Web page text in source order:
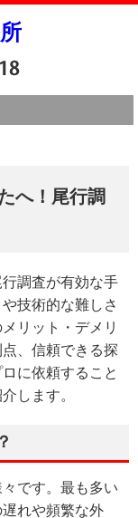
へ！尾行調
調査が有効な手
技術的な難しさ
リット・デメリ
、信頼できる探
に依頼すること
します。
です。最も多い
れや頻繁な外